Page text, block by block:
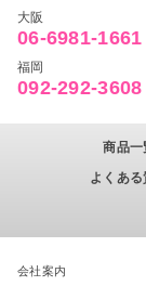
大阪
06-6981-1661
福岡
092-292-3608
商品一
よくある
会社案内